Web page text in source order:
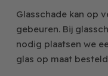
Glasschade kan op
gebeuren. Bij
nodig plaatsen we
glas op maat